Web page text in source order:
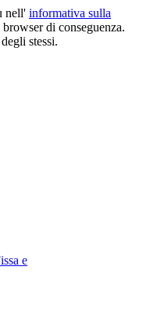
nell' informativa sulla
di conseguenza.
stessi.
e